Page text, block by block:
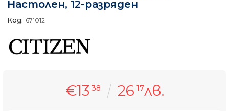
Настолен, 12-разряден
Код: 671012
€13 38 26 17лв.